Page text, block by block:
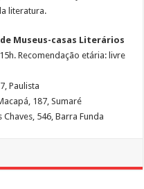
literatura.
de Museus-casas Literários
Recomendação etária: livre
Paulista
187, Sumaré
Chaves, 546, Barra Funda